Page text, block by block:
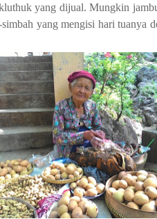
yang dijual. Mungkin
yang mengisi hari tuanya